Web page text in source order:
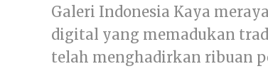
Galeri Indonesia Kaya
digital yang memadukan
telah menghadirkan ribuan